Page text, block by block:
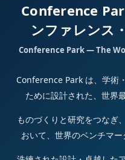
Conference
ンファレンス
Conference Park — The
Conference Park は、学術
ために設計された、世界
ものづくりと研究をつなぎ
おいて、世界のベンチマー